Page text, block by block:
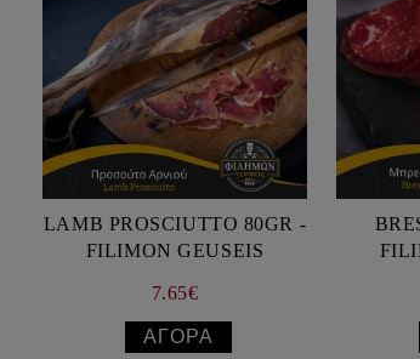
LAMB PROSCIUTTO 80GR -
FILIMON GEUSEIS
7.65€